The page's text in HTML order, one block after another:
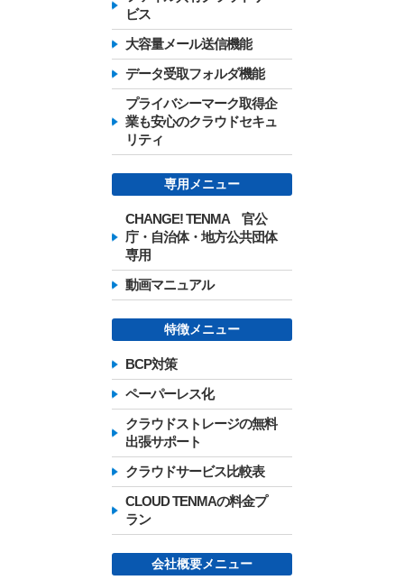
ビス
大容量メール送信機能
データ受取フォルダ機能
プライバシーマーク取得企
業も安心のクラウドセキュ
リティ
専用メニュー
CHANGE! TENMA 官公
庁・自治体・地方公共団体
専用
動画マニュアル
特徴メニュー
BCP対策
ペーパーレス化
クラウドストレージの無料
出張サポート
クラウドサービス比較表
CLOUD TENMAの料金プ
ラン
会社概要メニュー